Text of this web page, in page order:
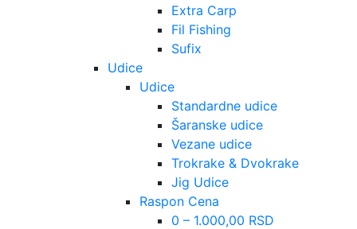
Extra Carp
Fil Fishing
Sufix
Udice
Udice
Standardne udice
Šaranske udice
Vezane udice
Trokrake & Dvokrake
Jig Udice
Raspon Cena
0 – 1.000,00 RSD